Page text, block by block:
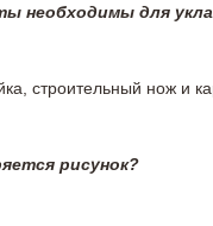
необходимы для
строительный нож и
рисунок?